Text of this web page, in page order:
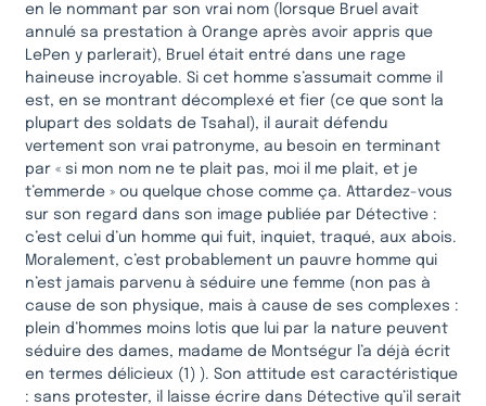
en le nommant par son vrai nom (lorsque Bruel avait
annulé sa prestation à Orange après avoir appris que
LePen y parlerait), Bruel était entré dans une rage
haineuse incroyable. Si cet homme s’assumait comme il
est, en se montrant décomplexé et fier (ce que sont la
plupart des soldats de Tsahal), il aurait défendu
vertement son vrai patronyme, au besoin en terminant
par « si mon nom ne te plait pas, moi il me plait, et je
t’emmerde » ou quelque chose comme ça. Attardez-vous
sur son regard dans son image publiée par Détective :
c’est celui d’un homme qui fuit, inquiet, traqué, aux abois.
Moralement, c’est probablement un pauvre homme qui
n’est jamais parvenu à séduire une femme (non pas à
cause de son physique, mais à cause de ses complexes :
plein d’hommes moins lotis que lui par la nature peuvent
séduire des dames, madame de Montségur l’a déjà écrit
en termes délicieux (1) ). Son attitude est caractéristique
: sans protester, il laisse écrire dans Détective qu’il serait